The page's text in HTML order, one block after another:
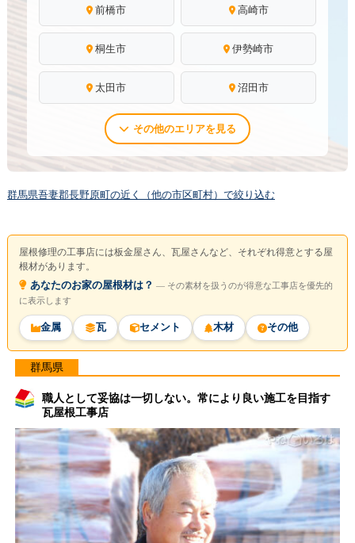
前橋市 高崎市
桐生市 伊勢崎市
太田市 沼田市
その他のエリアを見る
群馬県吾妻郡長野原町の近く（他の市区町村）で絞り込む
屋根修理の工事店には板金屋さん、瓦屋さんなど、それぞれ得意とする屋
根材があります。
あなたのお家の屋根材は？ ― その素材を扱うのが得意な工事店を優先的
に表示します
金属 瓦 セメント 木材 その他
群馬県
職人として妥協は一切しない。常により良い施工を目指す
瓦屋根工事店